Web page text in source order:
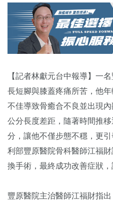
【記者林獻元台中報導】一
長短腳與膝蓋疼痛所苦，他
不佳導致骨癒合不良並出現
公分長度差距，隨著時間推
分，讓他不僅步態不穩，更
利部豐原醫院骨科醫師江福
換手術，最終成功改善症狀，
豐原醫院主治醫師江福財指